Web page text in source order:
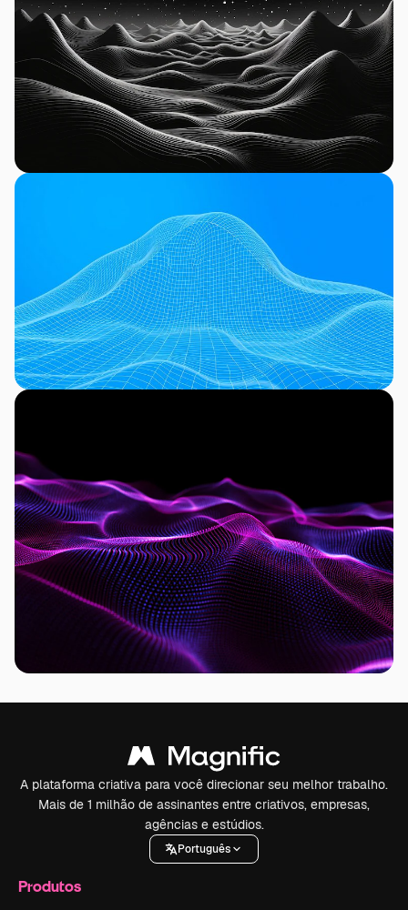
A plataforma criativa para você direcionar seu melhor trabalho.
Mais de 1 milhão de assinantes entre criativos, empresas,
agências e estúdios.
Português
Produtos